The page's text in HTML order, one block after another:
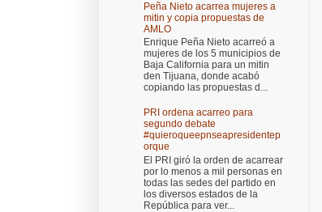
Peña Nieto acarrea mujeres a
mitin y copia propuestas de
AMLO
Enrique Peña Nieto acarreó a
mujeres de los 5 municipios de
Baja California para un mitin
den Tijuana, donde acabó
copiando las propuestas d...
PRI ordena acarreo para
segundo debate
#quieroqueepnseapresidentep
orque
El PRI giró la orden de acarrear
por lo menos a mil personas en
todas las sedes del partido en
los diversos estados de la
República para ver...